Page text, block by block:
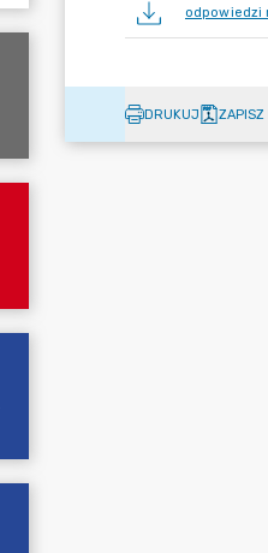
odpowiedzi
DRUKUJ ZAPISZ